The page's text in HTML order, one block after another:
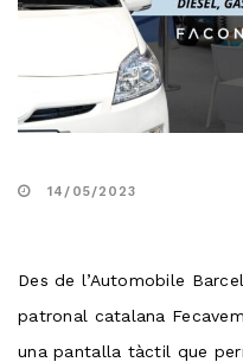
14/05/2023
Des de l’Automobile
patronal catalana
una pantalla tàctil que